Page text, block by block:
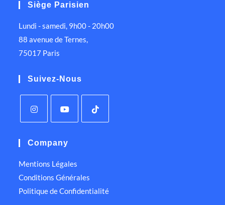
Siège Parisien
Lundi - samedi, 9h00 - 20h00
88 avenue de Ternes,
75017 Paris
Suivez-Nous
Company
Mentions Légales
Conditions Générales
Politique de Confidentialité